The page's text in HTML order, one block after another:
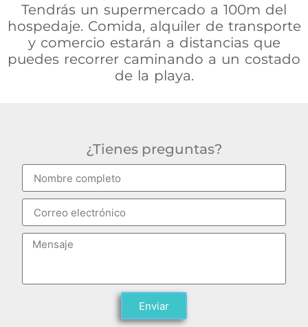
Tendrás un supermercado a 100m del
hospedaje. Comida, alquiler de transporte
y comercio estarán a distancias que
puedes recorrer caminando a un costado
de la playa.
¿Tienes preguntas?
Enviar